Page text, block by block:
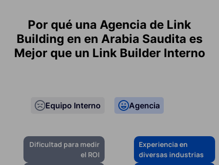
Por qué una Agencia de Link
Building en en Arabia Saudita es
Mejor que un Link Builder Interno
Equipo Interno
Dificultad para medir
el ROI
Agencia
Experiencia en
diversas industrias